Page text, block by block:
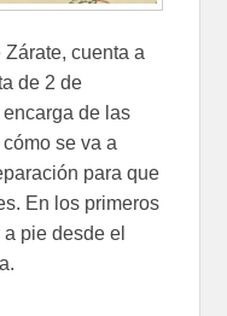
cuenta a
de 2 de
de las
se va a
para que
En los primeros
pie desde el